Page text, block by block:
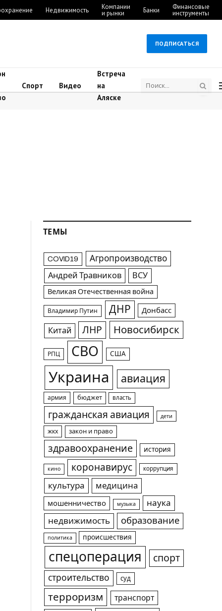
Недвижимость Компании
и рынки Банки Финансовые
инструменты
ПОДПИСАТЬСЯ
Спорт Видео
Встреча
на
Аляске
ТЕМЫ
COVID19 Агропроизводство
Андрей Травников ВСУ
Великая Отечественная война
Владимир Путин ДНР Донбасс
Китай ЛНР Новосибирск
РПЦ СВО США
Украина авиация
армия бюджет власть
гражданская авиация дети
жкх закон и право
здравоохранение история
кино коронавирус коррупция
культура медицина
мошенничество музыка
наука
недвижимость
образование
политика происшествия
спецоперация спорт
строительство суд
терроризм транспорт